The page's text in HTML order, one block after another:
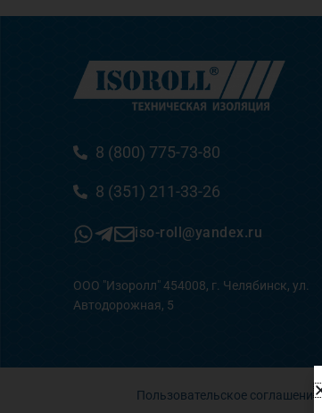
8 (800) 775-73-80
8 (351) 211-33-26
iso-roll@yandex.ru
ООО "Изоролл" 454008, г. Челябинск, ул.
Автодорожная, 5
Пользовательское соглашение